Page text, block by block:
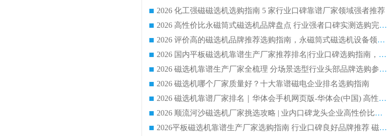
2026 化工强磁磁选机选购指南 5 家行业口碑靠谱厂家领域强者推荐
2026 高性价比永磁筒式磁选机品牌盘点 行业强者口碑实测选购完整指南
2026 评价高的磁选机品牌推荐选购指南，永磁筒式磁选机设备领域强者全景行业口碑解析
2026 国内平板磁选机靠谱生产厂家推荐排名|行业口碑选购指南，领域强者按需选设备
2026 磁选机靠谱生产厂家全梳理 分场景选型行业头部品牌选购参考攻略
2026 磁选机哪个厂家质量好？十大靠谱磁电企业排名选购指南
2026 磁选机靠谱厂家排名｜华体会手机网页版-华体会(中国) 高性价比磁选机磁电品牌
2026 顺流河沙磁选机厂家挑选攻略 | 业内口碑龙头企业高性价比品牌推荐
2026平板磁选机靠谱生产厂家选购指南 行业口碑良好品牌推荐 磁电领域实力强者